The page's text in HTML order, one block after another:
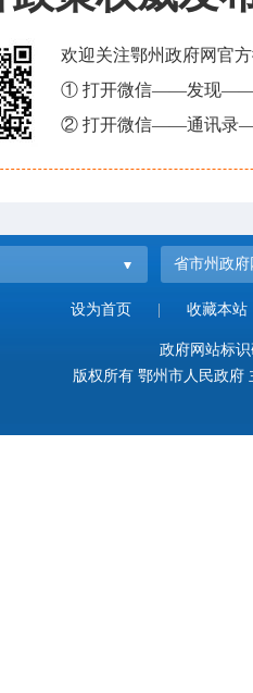
欢迎关注鄂州政府网官
① 打开微信——发现——
② 打开微信——通讯录
省市州政府
设为首页 收藏本站
政府网站标
版权所有 鄂州市人民政府